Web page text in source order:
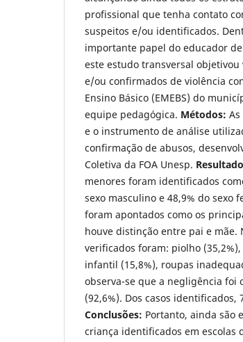
profissional que tenha contato
suspeitos e/ou identificados.
importante papel do educador
este estudo transversal
e/ou confirmados de violência
Ensino Básico (EMEBS) do
equipe pedagógica. Métodos:
e o instrumento de análise
confirmação de abusos,
Coletiva da FOA Unesp.
menores foram identificados
sexo masculino e 48,9% do sexo
foram apontados como os
houve distinção entre pai e mãe.
verificados foram: piolho
infantil (15,8%), roupas
observa-se que a negligência foi
(92,6%). Dos casos
Conclusões: Portanto, ainda são
criança identificados em escolas